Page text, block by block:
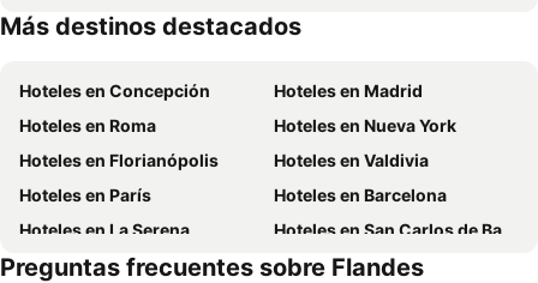
Hoteles en Aruba
Hoteles en Curazao
Más destinos destacados
Hoteles en Concepción
Hoteles en Madrid
Hoteles en Roma
Hoteles en Nueva York
Hoteles en Florianópolis
Hoteles en Valdivia
Hoteles en París
Hoteles en Barcelona
Hoteles en La Serena
Hoteles en San Carlos de Bariloche
Hoteles en Miami Beach
Hoteles en Pucón
Preguntas frecuentes sobre Flandes